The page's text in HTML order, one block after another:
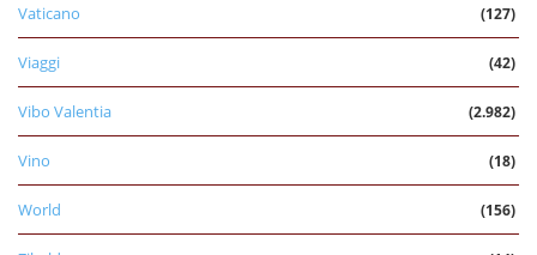
Vaticano (127)
Viaggi (42)
Vibo Valentia (2.982)
Vino (18)
World (156)